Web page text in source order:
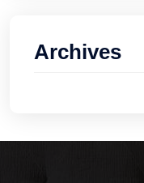
Archives